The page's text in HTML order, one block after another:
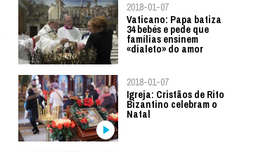
2018-01-07
Vaticano: Papa batiza
34 bebés e pede que
famílias ensinem
«dialeto» do amor
2018-01-07
Igreja: Cristãos de Rito
Bizantino celebram o
Natal